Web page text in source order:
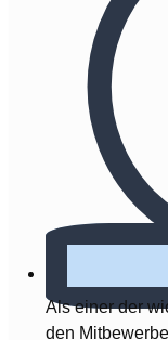
Als einer der
den